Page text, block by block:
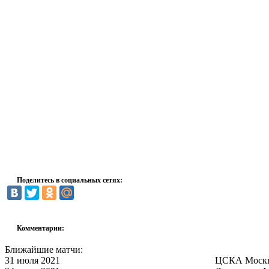
Поделитесь в социальных сетях:
Комментарии:
Ближайшие матчи:
31 июля 2021
ЦСКА